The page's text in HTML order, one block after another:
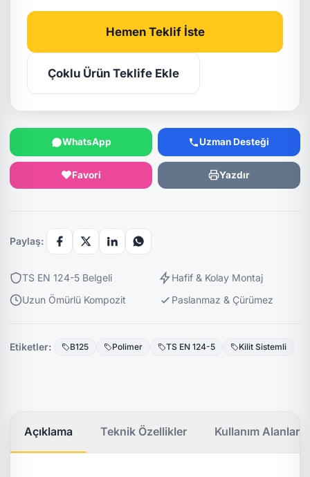
Hemen Teklif İste
Çoklu Ürün Teklife Ekle
WhatsApp Uzman Desteği
Favori Yazdır
Paylaş:
TS EN 124-5 Belgeli
Hafif & Kolay Montaj
Uzun Ömürlü Kompozit
Paslanmaz & Çürümez
Etiketler: B125 Polimer TS EN 124-5 Kilit Sistemli
Açıklama Teknik Özellikler Kullanım Alanları